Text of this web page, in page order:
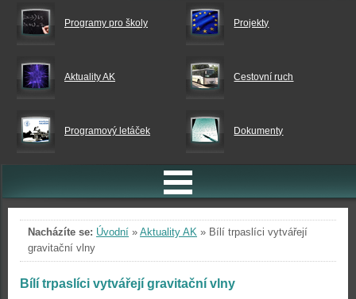
Programy pro školy Projekty
Aktuality AK Cestovní ruch
Programový letáček Dokumenty
Nacházíte se: Úvodní » Aktuality AK » Bílí trpaslíci vytvářejí
gravitační vlny
Bílí trpaslíci vytvářejí gravitační vlny